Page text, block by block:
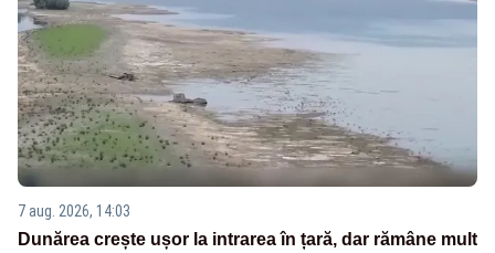
7 aug. 2026, 14:03
Dunărea crește ușor la intrarea în țară, dar rămâne mult